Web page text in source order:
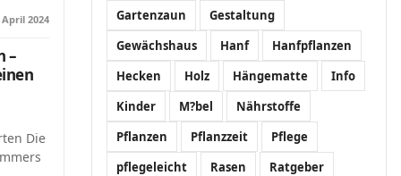
April 2024
–
Die
Gartenzaun
Gestaltung
Gewächshaus
Hanf
Hanfpflanzen
Hecken
Holz Hängematte
Info
Kinder
M?bel
Nährstoffe
Pflanzen
Pflanzzeit
Pflege
pflegeleicht
Rasen
Ratgeber